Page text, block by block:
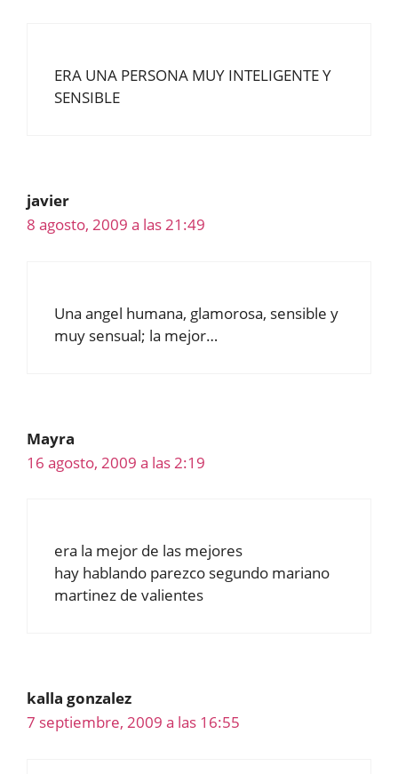
ERA UNA PERSONA MUY INTELIGENTE Y
SENSIBLE
javier
8 agosto, 2009 a las 21:49
Una angel humana, glamorosa, sensible y
muy sensual; la mejor…
Mayra
16 agosto, 2009 a las 2:19
era la mejor de las mejores
hay hablando parezco segundo mariano
martinez de valientes
kalla gonzalez
7 septiembre, 2009 a las 16:55